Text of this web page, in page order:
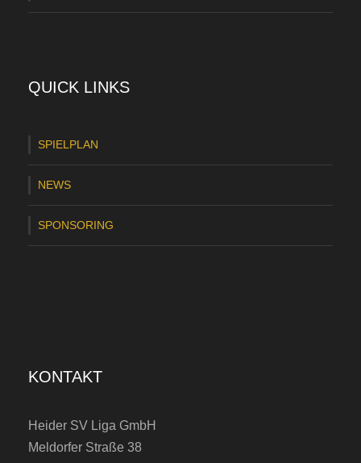
QUICK LINKS
SPIELPLAN
NEWS
SPONSORING
KONTAKT
Heider SV Liga GmbH
Meldorfer Straße 38